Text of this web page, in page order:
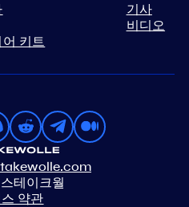
키트
기사
비디오
테이크월
약관